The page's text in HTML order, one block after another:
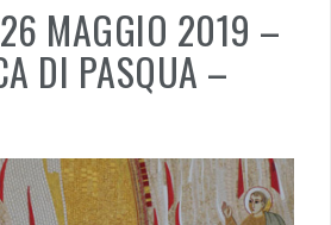
MAGGIO 2019 –
DI PASQUA –